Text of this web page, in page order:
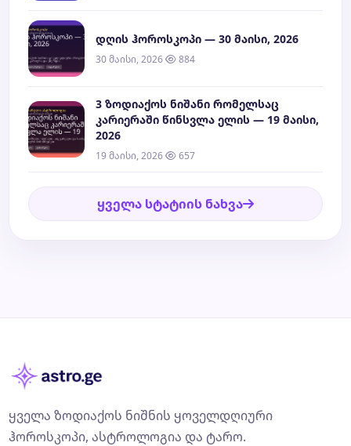
დღის ჰოროსკოპი — 30 მაისი, 2026
30 მაისი, 2026 884
3 ზოდიაქოს ნიშანი რომელსაც
კარიერაში წინსვლა ელის — 19 მაისი,
2026
19 მაისი, 2026 657
ყველა სტატიის ნახვა
ყველა ზოდიაქოს ნიშნის ყოველდღიური
ჰოროსკოპი, ასტროლოგია და ტარო.